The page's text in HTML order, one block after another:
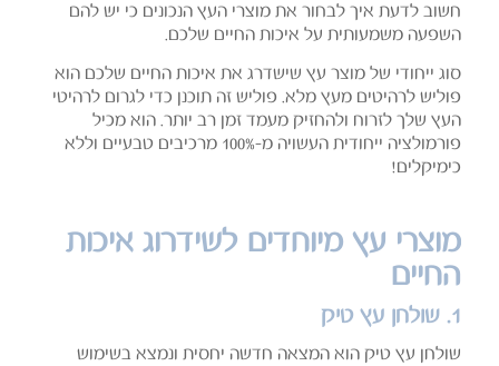
חשוב לדעת איך לבחור את מוצרי העץ הנכונים כי יש להם
השפעה משמעותית על איכות החיים שלכם.
סוג ייחודי של מוצר עץ שישדרג את איכות החיים שלכם הוא
פוליש לרהיטים מעץ מלא. פוליש זה תוכנן כדי לגרום לרהיטי
העץ שלך לזרוח ולהחזיק מעמד זמן רב יותר. הוא מכיל
פורמולציה ייחודית העשויה מ-100% מרכיבים טבעיים וללא
כימיקלים!
מוצרי עץ מיוחדים לשידרוג איכות
החיים
1. שולחן עץ טיק
שולחן עץ טיק הוא המצאה חדשה יחסית ונמצא בשימוש